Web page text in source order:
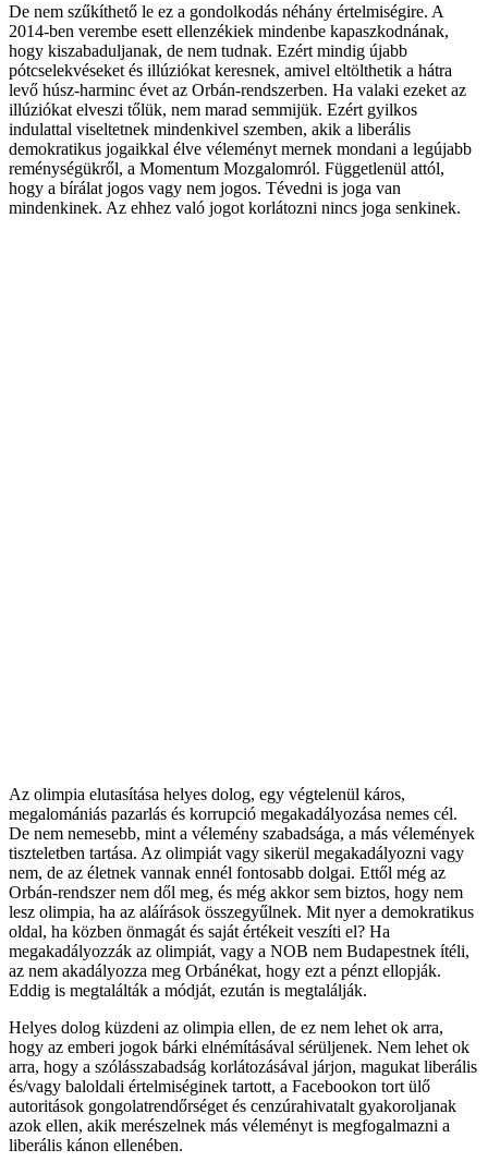
De nem szűkíthető le ez a gondolkodás néhány értelmiségire. A
2014-ben verembe esett ellenzékiek mindenbe kapaszkodnának,
hogy kiszabaduljanak, de nem tudnak. Ezért mindig újabb
pótcselekvéseket és illúziókat keresnek, amivel eltölthetik a hátra
levő húsz-harminc évet az Orbán-rendszerben. Ha valaki ezeket az
illúziókat elveszi tőlük, nem marad semmijük. Ezért gyilkos
indulattal viseltetnek mindenkivel szemben, akik a liberális
demokratikus jogaikkal élve véleményt mernek mondani a legújabb
reménységükről, a Momentum Mozgalomról. Függetlenül attól,
hogy a bírálat jogos vagy nem jogos. Tévedni is joga van
mindenkinek. Az ehhez való jogot korlátozni nincs joga senkinek.
Az olimpia elutasítása helyes dolog, egy végtelenül káros,
megalomániás pazarlás és korrupció megakadályozása nemes cél.
De nem nemesebb, mint a vélemény szabadsága, a más vélemények
tiszteletben tartása. Az olimpiát vagy sikerül megakadályozni vagy
nem, de az életnek vannak ennél fontosabb dolgai. Ettől még az
Orbán-rendszer nem dől meg, és még akkor sem biztos, hogy nem
lesz olimpia, ha az aláírások összegyűlnek. Mit nyer a demokratikus
oldal, ha közben önmagát és saját értékeit veszíti el? Ha
megakadályozzák az olimpiát, vagy a NOB nem Budapestnek ítéli,
az nem akadályozza meg Orbánékat, hogy ezt a pénzt ellopják.
Eddig is megtalálták a módját, ezután is megtalálják.
Helyes dolog küzdeni az olimpia ellen, de ez nem lehet ok arra,
hogy az emberi jogok bárki elnémításával sérüljenek. Nem lehet ok
arra, hogy a szólásszabadság korlátozásával járjon, magukat liberális
és/vagy baloldali értelmiséginek tartott, a Facebookon tort ülő
autoritások gongolatrendőrséget és cenzúrahivatalt gyakoroljanak
azok ellen, akik merészelnek más véleményt is megfogalmazni a
liberális kánon ellenében.